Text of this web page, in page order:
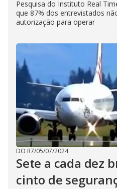
Pesquisa do Instituto Real
que 87% dos entrevistados
autorização para operar
DO R7/05/07/2024
Sete a cada dez
cinto de